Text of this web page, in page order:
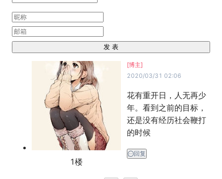
发 表
1楼
[博主]
2020/03/31 02:06
花有重开日，人无再少
年。看到之前的目标，
还是没有经历社会鞭打
的时候
回复